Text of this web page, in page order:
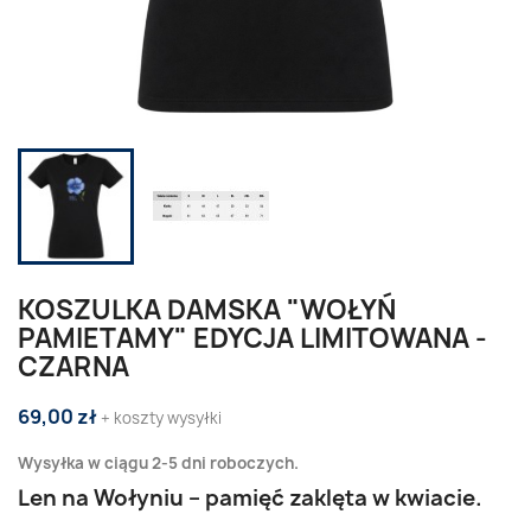
KOSZULKA DAMSKA "WOŁYŃ
PAMIETAMY" EDYCJA LIMITOWANA -
CZARNA
69,00 zł + koszty wysyłki
Wysyłka w ciągu 2-5 dni roboczych.
Len na Wołyniu – pamięć zaklęta w kwiacie.